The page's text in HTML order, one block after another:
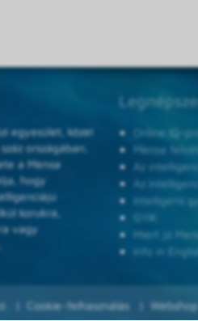
egyesület, közel
országában.
a Mensa
hogy
korukra,
vagy
Online IQ-
Mensa
Az
Az
Intelligens
GYIK
Miért jó
Info in
Cookie-felhasználás